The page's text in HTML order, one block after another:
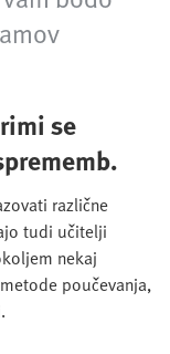
se
različne
tudi učitelji
nekaj
poučevanja,